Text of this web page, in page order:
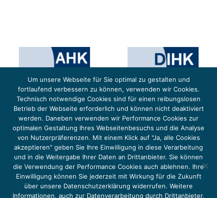
Das Projekt YOUNG ENERGY EUROPE wird gefördert durch die Europäische Klimaschutzinitiative (EUKI).
Die EUKI ist ein Förderinstrument des deutschen Bundesministeriums für Umwelt, Klimaschutz,
Naturschutz und nukleare Sicherheit (BMUKN). Übergeordnetes Ziel der EUKI ist eine Intensivierung des
grenzüberschreitenden Dialogs sowie des Wissens- und Erfahrungsaustauschs in der Europäischen Union,
um gemeinsam die Umsetzung des Paris Abkommens voranzutreiben.
Um unsere Webseite für Sie optimal zu gestalten und
fortlaufend verbessern zu können, verwenden wir Cookies.
Technisch notwendige Cookies sind für einen reibungslosen
Betrieb der Webseite erforderlich und können nicht deaktiviert
werden. Daneben verwenden wir Performance Cookies zur
optimalen Gestaltung Ihres Webseitenbesuchs und die Analyse
von Nutzerpräferenzen. Mit einem Klick auf "Ja, alle Cookies
akzeptieren" geben Sie Ihre Einwilligung in diese Verarbeitung
und in die Weitergabe Ihrer Daten an Drittanbieter. Sie können
die Verwendung der Performance Cookies auch ablehnen. Ihre
Einwilligung können Sie jederzeit mit Wirkung für die Zukunft
über unsere Datenschutzerklärung widerrufen. Weitere
Informationen, auch zur Datenverarbeitung durch Drittanbieter,